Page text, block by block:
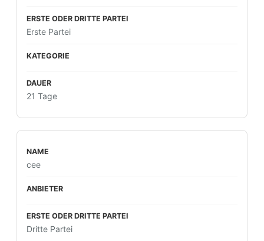
Erste Partei
21 Tage
cee
Dritte Partei